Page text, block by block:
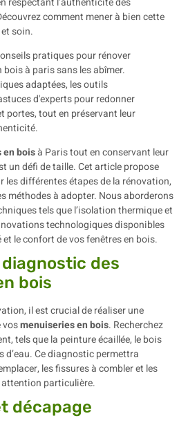
comment mener à bien cette
soin.
en boisà Paris tout en conservant leur
un défi de taille. Cet article propose
les différentes étapes de la rénovation,
méthodes à adopter. Nous aborderons
tels que l’isolation thermique et
technologiques disponibles
le confort de vos fenêtres en bois.
des
bois
il est crucial de réaliser une
vosmenuiseries en bois. Recherchez
tels que la peinture écaillée, le bois
Ce diagnostic permettra
les fissures à combler et les
particulière.
décapage